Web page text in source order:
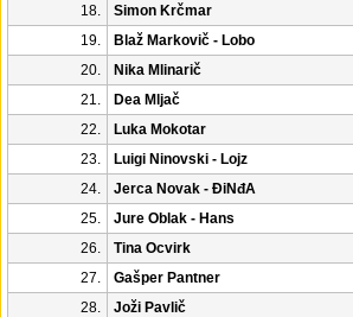
18.
Simon Krčmar
19.
Blaž Markovič - Lobo
20.
Nika Mlinarič
21.
Dea Mljač
22.
Luka Mokotar
23.
Luigi Ninovski - Lojz
24.
Jerca Novak - ĐiNđA
25.
Jure Oblak - Hans
26.
Tina Ocvirk
27.
Gašper Pantner
28.
Joži Pavlič